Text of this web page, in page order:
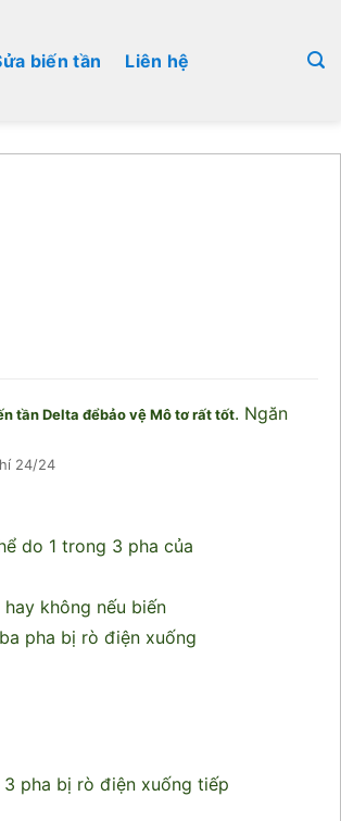
biến tần Liên hệ
tần Delta đểbảo vệ Mô tơ rất tốt. Ngăn
24/24
do 1 trong 3 pha của
không nếu biến
pha bị rò điện xuống
pha bị rò điện xuống tiếp